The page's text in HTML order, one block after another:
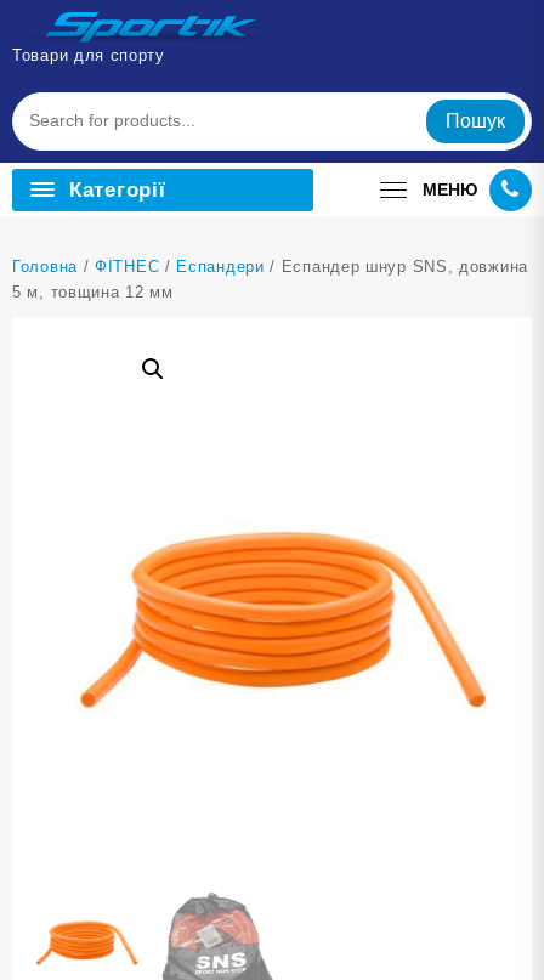
Перейти
вмісту
Товари для спорту
Пошук
Категорії МЕНЮ
Головна /ФІТНЕС / Еспандери / Еспандер шнур SNS, довжина
5 м, товщина 12 мм